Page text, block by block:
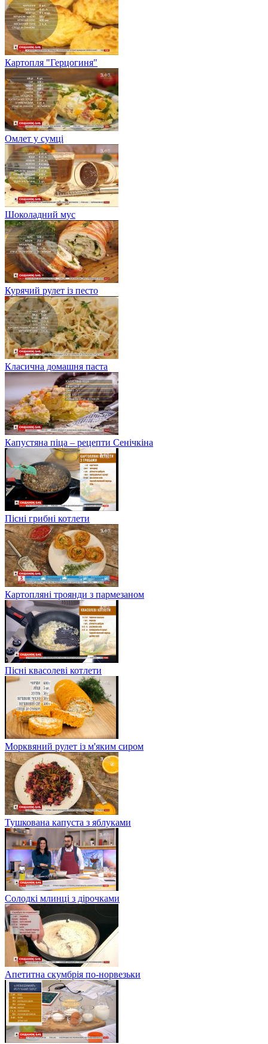
Картопля "Герцогиня"
Омлет у сумці
Шоколадний мус
Курячий рулет із песто
Класична домашня паста
Капустяна піца – рецепти Сенічкіна
Пісні грибні котлети
Картопляні троянди з пармезаном
Пісні квасолеві котлети
Морквяний рулет із м'яким сиром
Тушкована капуста з яблуками
Солодкі млинці з дірочками
Апетитна скумбрія по-норвезьки